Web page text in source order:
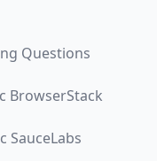
Questions
BrowserStack
SauceLabs